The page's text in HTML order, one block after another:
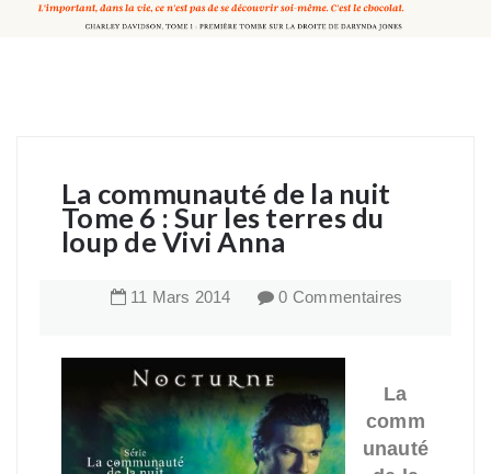
La communauté de la nuit
Tome 6 : Sur les terres du
loup de Vivi Anna
11 Mars 2014 0 Commentaires
La
comm
unauté